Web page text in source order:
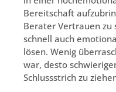
Bereitschaft
Berater Vertrauen zu
schnell auch
lösen. Wenig
war, desto
Schlussstrich zu